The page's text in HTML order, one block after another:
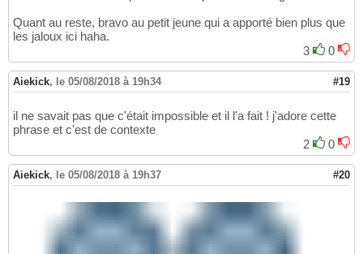
Quant au reste, bravo au petit jeune qui a apporté bien plus que
les jaloux ici haha.
3
0
Aiekick, le 05/08/2018 à 19h34 #19
il ne savait pas que c'était impossible et il l'a fait ! j'adore cette
phrase et c'est de contexte
2
0
Aiekick, le 05/08/2018 à 19h37 #20